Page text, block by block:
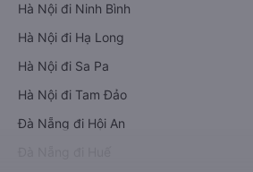
Hà Nội đi Ninh Bình
Hà Nội đi Hạ Long
Hà Nội đi Sa Pa
Hà Nội đi Tam Đảo
Đà Nẵng đi Hội An